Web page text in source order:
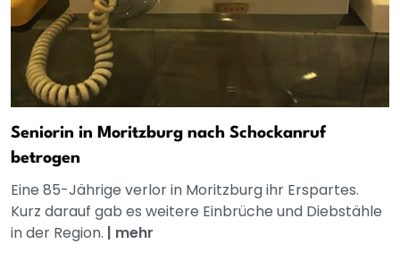
Seniorin in Moritzburg nach Schockanruf
betrogen
Eine 85-Jährige verlor in Moritzburg ihr Erspartes.
Kurz darauf gab es weitere Einbrüche und Diebstähle
in der Region. | mehr